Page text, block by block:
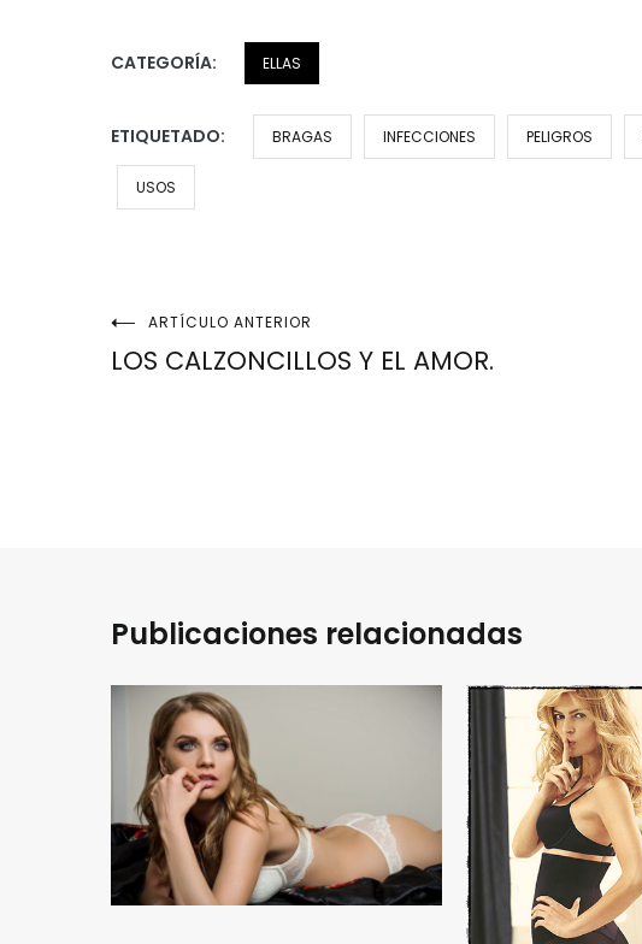
CATEGORÍA: ELLAS
ETIQUETADO: BRAGAS INFECCIONES PELIGROS
USOS
Navegación
ARTÍCULO ANTERIOR
LOS CALZONCILLOS Y EL AMOR.
Publicaciones relacionadas